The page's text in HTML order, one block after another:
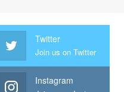
Twitter
Join us on Twitter
Instagram